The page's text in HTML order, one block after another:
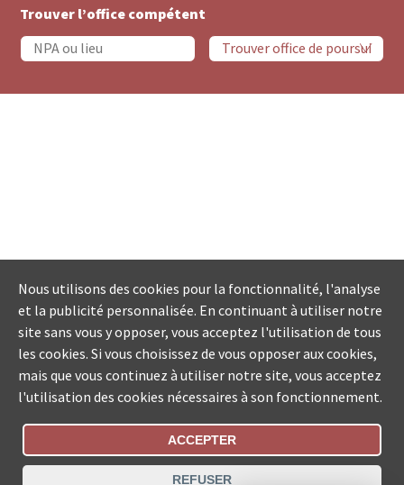
Trouver l’office compétent
Statut De La Commande
Nous utilisons des cookies pour la fonctionnalité, l'analyse
et la publicité personnalisée. En continuant à utiliser notre
site sans vous y opposer, vous acceptez l'utilisation de tous
les cookies. Si vous choisissez de vous opposer aux cookies,
mais que vous continuez à utiliser notre site, vous acceptez
l'utilisation des cookies nécessaires à son fonctionnement.
ACCEPTER
REFUSER